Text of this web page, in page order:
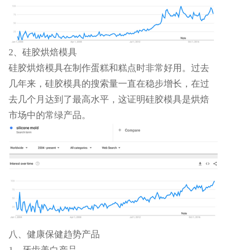
个值得关注的小众市场。
这类趋势产品并没有淡季和旺季之分，从某种程度
上可以说是常青产品，可以全年销售。
关于目标受众，你可以锁定在千禧一代新婚夫妇，
他们更愿意在这类给他们带来生活便利的产品上支
出。
2、硅胶烘焙模具
几年来，硅胶模具的搜索量一直在稳步增长，在过